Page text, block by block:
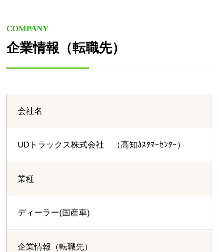
COMPANY
企業情報（転職先）
会社名
UDトラックス株式会社 （高知ｶｽﾀﾏｰｾﾝﾀｰ）
業種
ディーラー(国産車)
企業情報（転職先）